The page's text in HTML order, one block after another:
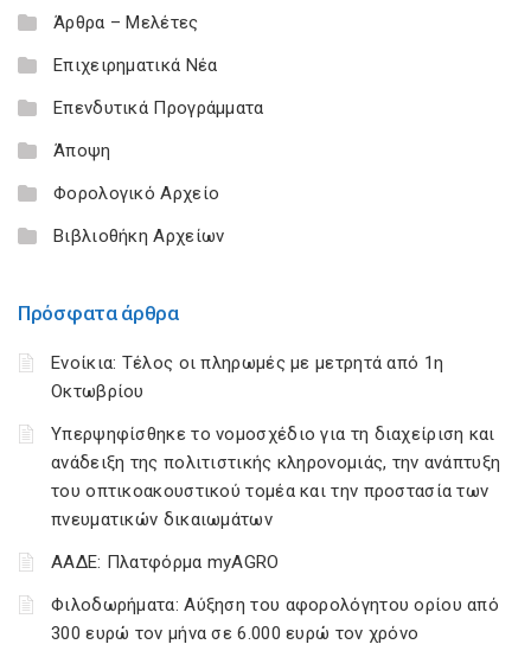
Άρθρα – Μελέτες
Επιχειρηματικά Νέα
Επενδυτικά Προγράμματα
Άποψη
Φορολογικό Αρχείο
Βιβλιοθήκη Αρχείων
Πρόσφατα άρθρα
Ενοίκια: Τέλος οι πληρωμές με μετρητά από 1η
Οκτωβρίου
Υπερψηφίσθηκε το νομοσχέδιο για τη διαχείριση και
ανάδειξη της πολιτιστικής κληρονομιάς, την ανάπτυξη
του οπτικοακουστικού τομέα και την προστασία των
πνευματικών δικαιωμάτων
ΑΑΔΕ: Πλατφόρμα myAGRO
Φιλοδωρήματα: Αύξηση του αφορολόγητου ορίου από
300 ευρώ τον μήνα σε 6.000 ευρώ τον χρόνο